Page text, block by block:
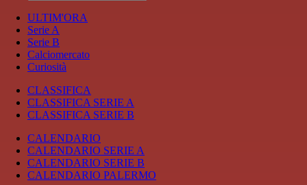
ULTIM'ORA
Serie A
Serie B
Calciomercato
Curiosità
CLASSIFICA
CLASSIFICA SERIE A
CLASSIFICA SERIE B
CALENDARIO
CALENDARIO SERIE A
CALENDARIO SERIE B
CALENDARIO PALERMO